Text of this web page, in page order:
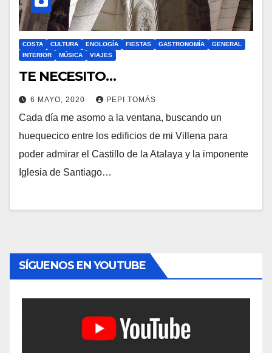
COSTA CULTURA ENOLOGÍA FIESTAS GASTRONOMÍA
GENERAL
INTERIOR
MÚSICA VIAJES
TE NECESITO…
6 MAYO, 2020 PEPI TOMÁS
Cada día me asomo a la ventana, buscando un
huequecico entre los edificios de mi Villena para
poder admirar el Castillo de la Atalaya y la imponente
Iglesia de Santiago…
SÍGUENOS EN YOUTUBE